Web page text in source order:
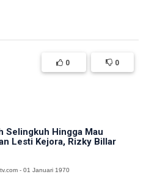
0 0
Selingkuh Hingga Mau
Lesti Kejora, Rizky Billar
- 01 Januari 1970